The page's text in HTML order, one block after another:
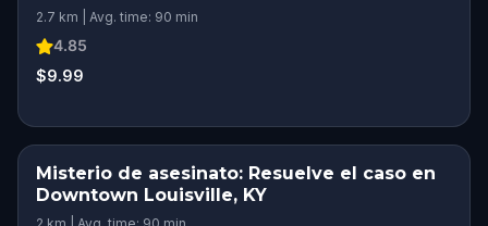
2.7 km | Avg. time: 90 min
4.85
$9.99
Misterio de asesinato: Resuelve el caso en
Downtown Louisville, KY